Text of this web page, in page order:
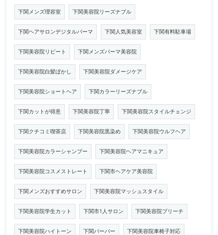
下関メンズ理容室 下関美容院リーズナブル
下関ヘアサロンデジタルパーマ 下関人気美容室 下関有料駐車場
下関美容院リピート 下関メンズパーマ美容院
下関美容院白髪ぼかし 下関美容院ダメージケア
下関美容院ショートヘア 下関カラーリーズナブル
下関カットが得意 下関美容院丁寧 下関美容院スタイルチェンジ
下関クチコミ喫茶店 下関美容院黒染め 下関美容院ウルフヘア
下関美容院カラーシャンプー 下関美容院ヘアマニキュア
下関美容院コスメストレート 下関市ヘアケア美容院
下関メンズおすすめサロン 下関美容院マッシュスタイル
下関美容院学生カット 下関市1人サロン 下関美容院ブリーチ
下関美容院ハイトーン 下関バーバー 下関美容院車椅子対応